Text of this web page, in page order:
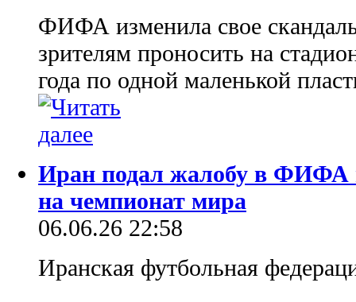
ФИФА изменила свое
зрителям проносить на
года по одной маленькой
Иран подал жалобу в ФИФА
на чемпионат мира
06.06.26 22:58
Иранская футбольная